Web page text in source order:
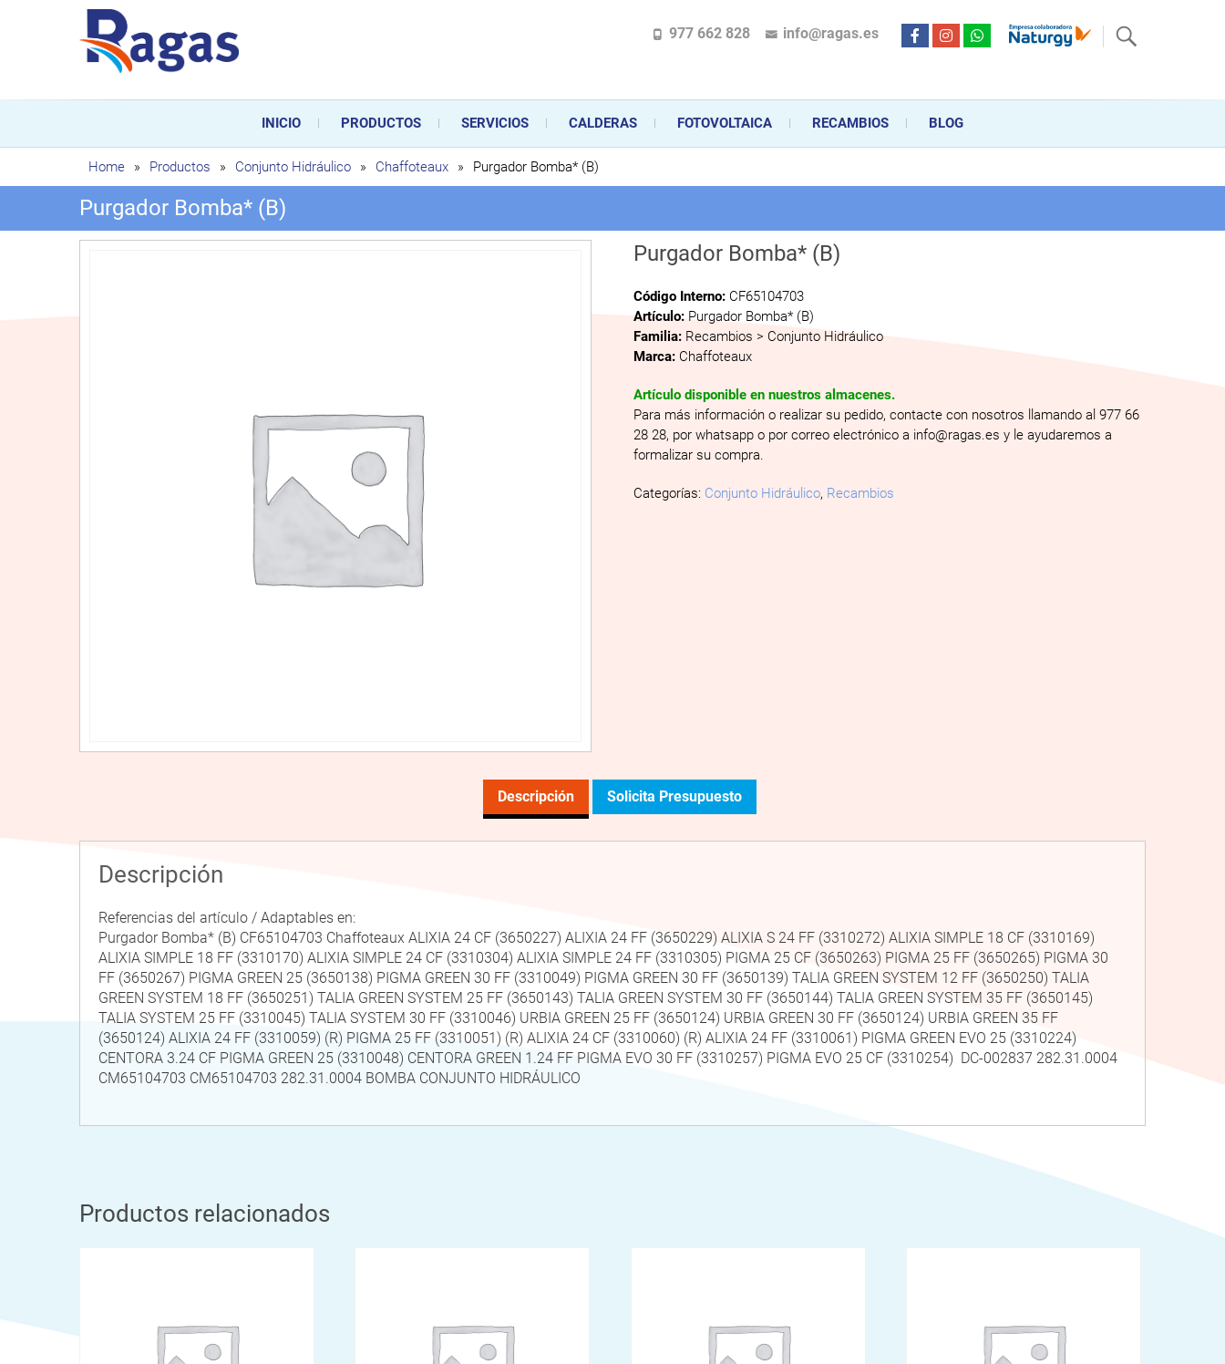
Ragas
Ragas S.L es una empresa especializada en la instalación, comercialización y mantenimiento de gas y electricidad desde hace más de 20 años . Acompañamos al cliente
durante toda la vida útil de sus aparatos de gas, climatización o electrodomésticos, desde el asesoramiento personalizado en la venta, montaje y reparación, hasta la
977 662 828 info@ragas.es
INICIO PRODUCTOS SERVICIOS CALDERAS FOTOVOLTAICA RECAMBIOS BLOG
Home » Productos » Conjunto Hidráulico » Chaffoteaux » Purgador Bomba* (B)
Purgador Bomba* (B)
Purgador Bomba* (B)
Código Interno: CF65104703
Artículo:Purgador Bomba* (B)
Familia: Recambios > Conjunto Hidráulico
Marca: Chaffoteaux
Artículo disponible en nuestros almacenes.
Para más información o realizar su pedido, contacte con nosotros llamando al 977 66
28 28, por whatsapp o por correo electrónico a info@ragas.es y le ayudaremos a
formalizar su compra.
Categorías: Conjunto Hidráulico, Recambios
Descripción Solicita Presupuesto
Descripción
Referencias del artículo / Adaptables en:
Purgador Bomba* (B) CF65104703 Chaffoteaux ALIXIA 24 CF (3650227) ALIXIA 24 FF (3650229) ALIXIA S 24 FF (3310272) ALIXIA SIMPLE 18 CF (3310169)
ALIXIA SIMPLE 18 FF (3310170) ALIXIA SIMPLE 24 CF (3310304) ALIXIA SIMPLE 24 FF (3310305) PIGMA 25 CF (3650263) PIGMA 25 FF (3650265) PIGMA 30
FF (3650267) PIGMA GREEN 25 (3650138) PIGMA GREEN 30 FF (3310049) PIGMA GREEN 30 FF (3650139) TALIA GREEN SYSTEM 12 FF (3650250) TALIA
GREEN SYSTEM 18 FF (3650251) TALIA GREEN SYSTEM 25 FF (3650143) TALIA GREEN SYSTEM 30 FF (3650144) TALIA GREEN SYSTEM 35 FF (3650145)
TALIA SYSTEM 25 FF (3310045) TALIA SYSTEM 30 FF (3310046) URBIA GREEN 25 FF (3650124) URBIA GREEN 30 FF (3650124) URBIA GREEN 35 FF
(3650124) ALIXIA 24 FF (3310059) (R) PIGMA 25 FF (3310051) (R) ALIXIA 24 CF (3310060) (R) ALIXIA 24 FF (3310061) PIGMA GREEN EVO 25 (3310224)
CENTORA 3.24 CF PIGMA GREEN 25 (3310048) CENTORA GREEN 1.24 FF PIGMA EVO 30 FF (3310257) PIGMA EVO 25 CF (3310254) DC-002837 282.31.0004
CM65104703 CM65104703 282.31.0004 BOMBA CONJUNTO HIDRÁULICO
Productos relacionados